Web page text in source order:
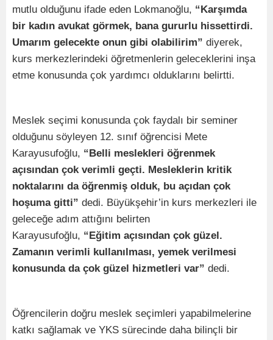
mutlu olduğunu ifade eden Lokmanoğlu, “Karşımda
bir kadın avukat görmek, bana gururlu hissettirdi.
Umarım gelecekte onun gibi olabilirim” diyerek,
kurs merkezlerindeki öğretmenlerin geleceklerini inşa
etme konusunda çok yardımcı olduklarını belirtti.
Meslek seçimi konusunda çok faydalı bir seminer
olduğunu söyleyen 12. sınıf öğrencisi Mete
Karayusufoğlu, “Belli meslekleri öğrenmek
açısından çok verimli geçti. Mesleklerin kritik
noktalarını da öğrenmiş olduk, bu açıdan çok
hoşuma gitti” dedi. Büyükşehir’in kurs merkezleri ile
geleceğe adım attığını belirten
Karayusufoğlu, “Eğitim açısından çok güzel.
Zamanın verimli kullanılması, yemek verilmesi
konusunda da çok güzel hizmetleri var” dedi.
Öğrencilerin doğru meslek seçimleri yapabilmelerine
katkı sağlamak ve YKS sürecinde daha bilinçli bir